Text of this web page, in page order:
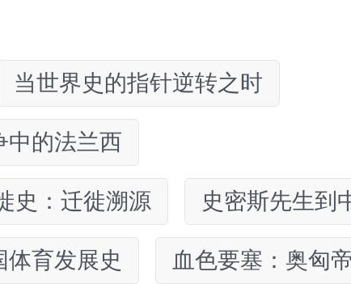
当世界史的指针逆转之时
中的法兰西
史：迁徙溯源 史密斯先生到
育发展史 血色要塞：奥匈